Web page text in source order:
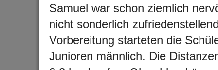
Samuel war schon ziemlich
nicht sonderlich
Vorbereitung starteten die
Junioren männlich. Die